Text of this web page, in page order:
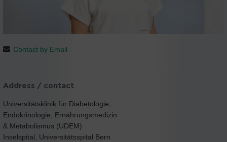
Contact by Email
Address / contact
Universitätsklinik für Diabetologie,
Endokrinologie, Ernährungsmedizin
& Metabolismus (UDEM)
Inselspital, Universitätsspital Bern